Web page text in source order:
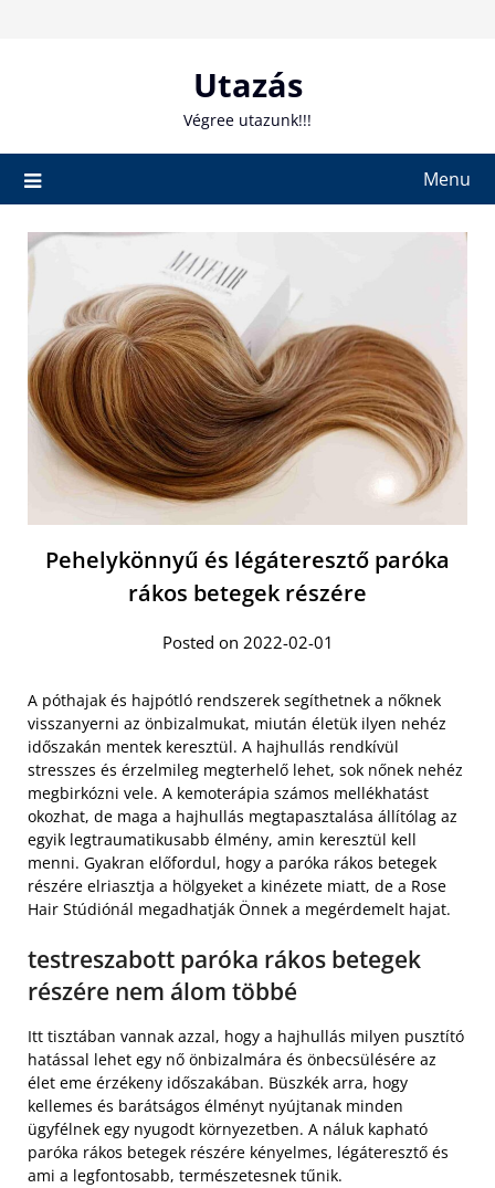
Utazás
Végree utazunk!!!
Menu
Pehelykönnyű és légáteresztő paróka
rákos betegek részére
Posted on 2022-02-01
A póthajak és hajpótló rendszerek segíthetnek a nőknek
visszanyerni az önbizalmukat, miután életük ilyen nehéz
időszakán mentek keresztül. A hajhullás rendkívül
stresszes és érzelmileg megterhelő lehet, sok nőnek nehéz
megbirkózni vele. A kemoterápia számos mellékhatást
okozhat, de maga a hajhullás megtapasztalása állítólag az
egyik legtraumatikusabb élmény, amin keresztül kell
menni. Gyakran előfordul, hogy a paróka rákos betegek
részére elriasztja a hölgyeket a kinézete miatt, de a Rose
Hair Stúdiónál megadhatják Önnek a megérdemelt hajat.
testreszabott paróka rákos betegek
részére nem álom többé
Itt tisztában vannak azzal, hogy a hajhullás milyen pusztító
hatással lehet egy nő önbizalmára és önbecsülésére az
élet eme érzékeny időszakában. Büszkék arra, hogy
kellemes és barátságos élményt nyújtanak minden
ügyfélnek egy nyugodt környezetben. A náluk kapható
paróka rákos betegek részére kényelmes, légáteresztő és
ami a legfontosabb, természetesnek tűnik.